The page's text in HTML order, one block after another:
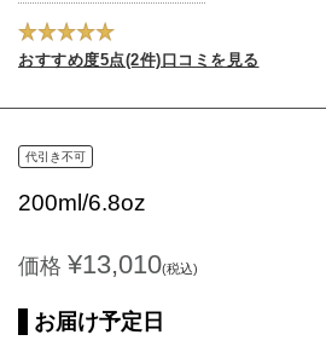
おすすめ度5点(2件)口コミを見る
代引き不可
200ml/6.8oz
価格 ¥13,010(税込)
お届け予定日